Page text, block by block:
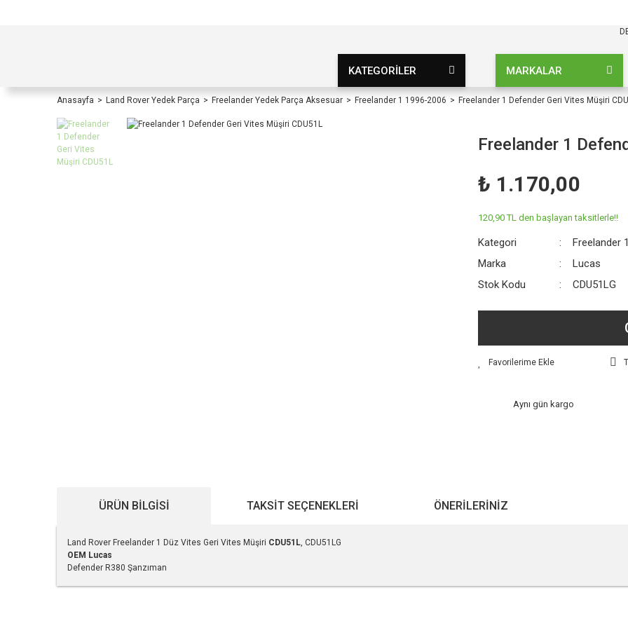
KATEGORİLER MARKALAR
Anasayfa Land Rover Yedek Parça Freelander Yedek Parça Aksesuar Freelander 1 1996-2006 Freelander 1 Defender Geri Vites Müşiri
Freelander 1
₺ 1.170,00
120,90 TL den başlayan taksitlerle!!
Kategori
Freelander
Marka
Lucas
Stok Kodu
CDU51LG
Aynı gün kargo
ÜRÜN BILGISI TAKSIT SEÇENEKLERI ÖNERILERINIZ
Land Rover Freelander 1 Düz Vites Geri Vites Müşiri CDU51L, CDU51LG
OEM Lucas
Defender R380 Şanzıman